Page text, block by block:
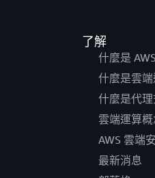
了解
什麼是
什麼是雲端
什麼是代理
雲端運算
AWS 雲端
最新消息